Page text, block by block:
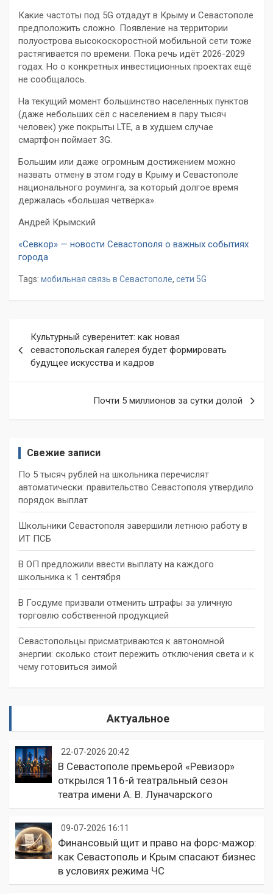
Какие частоты под 5G отдадут в Крыму и Севастополе
предположить сложно. Появление на территории
полуострова высокоскоростной мобильной сети тоже
растягивается по времени. Пока речь идёт 2026-2029
годах. Но о конкретных инвестиционных проектах ещё
не сообщалось.
На текущий момент большинство населенных пунктов
(даже небольших сёл с населением в пару тысяч
человек) уже покрыты LTE, а в худшем случае
смартфон поймает 3G.
Большим или даже огромным достижением можно
назвать отмену в этом году в Крыму и Севастополе
национального роуминга, за который долгое время
держалась «большая четвёрка».
Андрей Крымский
«Севкор» — новости Севастополя о важных событиях
города
Tags: мобильная связь в Севастополе, сети 5G
по
записям
Культурный суверенитет: как новая
севастопольская галерея будет формировать
будущее искусства и кадров
Почти 5 миллионов за сутки долой
Свежие записи
По 5 тысяч рублей на школьника перечислят
автоматически: правительство Севастополя утвердило
порядок выплат
Школьники Севастополя завершили летнюю работу в
ИТ ПСБ
В ОП предложили ввести выплату на каждого
школьника к 1 сентября
В Госдуме призвали отменить штрафы за уличную
торговлю собственной продукцией
Севастопольцы присматриваются к автономной
энергии: сколько стоит пережить отключения света и к
чему готовиться зимой
Актуальное
22-07-2026 20:42
В Севастополе премьерой «Ревизор»
открылся 116-й театральный сезон
театра имени А. В. Луначарского
09-07-2026 16:11
Финансовый щит и право на форс-мажор:
как Севастополь и Крым спасают бизнес
в условиях режима ЧС